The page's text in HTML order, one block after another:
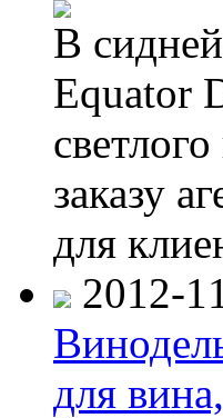
В
Equator
заказу
для
2012-
для